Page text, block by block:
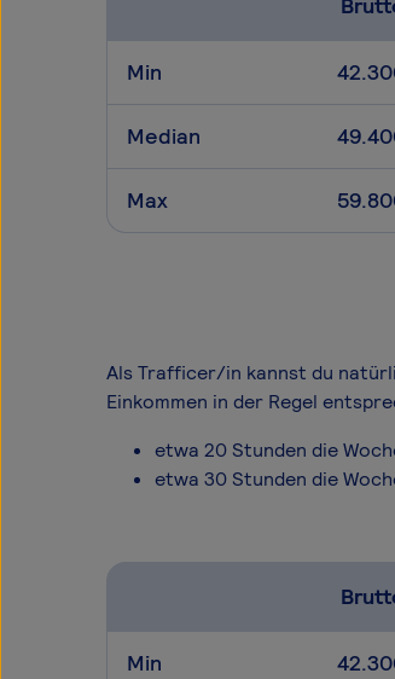
Min
Median
Max
Als Trafficer/in kannst du
Einkommen in der Regel
etwa 20 Stunden die
etwa 30 Stunden die
Min